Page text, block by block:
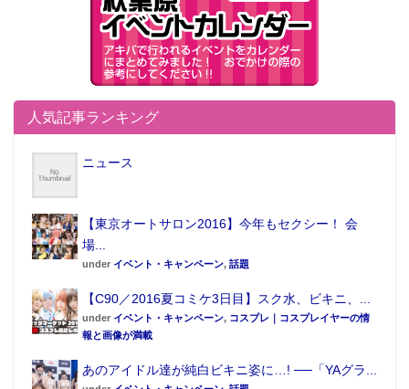
「Fate/Grand Order -終局特異点 冠位時間神殿ソロモン-
FGOソロモン 巌窟王 エドモン・ダンテス エンブレムマ
スク」
抗菌作用、防臭効果、静電防止、UVカット（紫外線防
止指数UPF50＋）の機能も備えている。
人気記事ランキング
ニュース
【東京オートサロン2016】今年もセクシー！ 会
場...
under イベント・キャンペーン, 話題
【C90／2016夏コミケ3日目】スク水、ビキニ、...
under イベント・キャンペーン, コスプレ｜コスプレイヤーの情
報と画像が満載
あのアイドル達が純白ビキニ姿に…! ──「YAグラ...